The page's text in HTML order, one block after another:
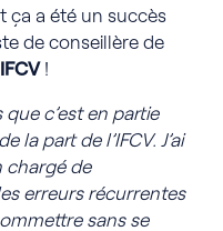
ça a été un succès
de conseillère de
!
que c’est en partie
la part de l’IFCV. J’ai
chargé de
erreurs récurrentes
sans se